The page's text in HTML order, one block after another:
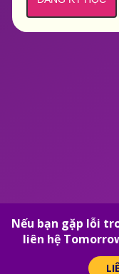
Nếu bạn gặp lỗi
liên hệ